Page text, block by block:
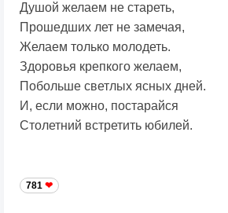
Душой желаем не стареть,
Прошедших лет не замечая,
Желаем только молодеть.
Здоровья крепкого желаем,
Побольше светлых ясных дней.
И, если можно, постарайся
Столетний встретить юбилей.
781